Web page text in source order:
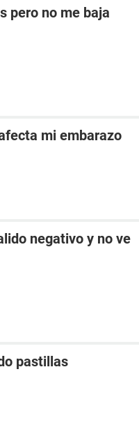
pero no me baja
mi embarazo
negativo y no ve
pastillas